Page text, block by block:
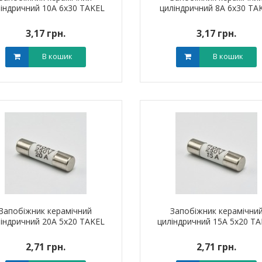
12 LEE
алюмінієвий PBL 70 TAKEL
10A 6х30 TAKEL
3,17 грн.
В кошик
циліндричний 8A 6х30
3,17 грн.
В кошик
керамічний
20A 5х20 TAKEL
2,71 грн.
Запобіжник керамічний
циліндричний 15A 5х20
2,71 грн.